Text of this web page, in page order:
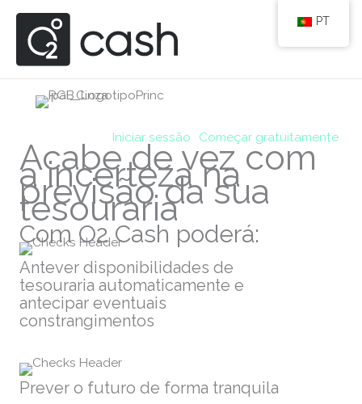
content
Iniciar sessão Começar gratuitamente
Acabe de vez com
a incerteza na
previsão da sua
tesouraria
Com O2 Cash poderá:
Antever disponibilidades de
tesouraria automaticamente e
antecipar eventuais
constrangimentos
Prever o futuro de forma tranquila
PT